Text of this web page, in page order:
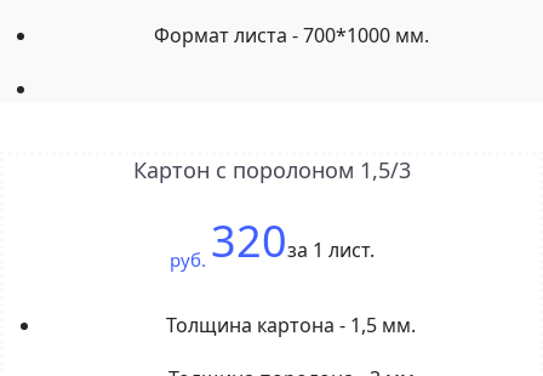
Формат листа - 700*1000 мм.
Картон с поролоном 1,5/3
руб. 320за 1 лист.
Толщина картона - 1,5 мм.